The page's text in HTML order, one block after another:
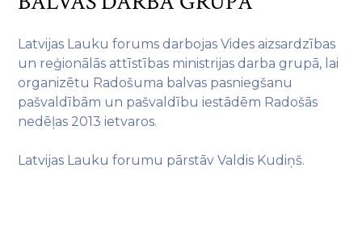
Latvijas Lauku forums darbojas Vides aizsardzības
un reģionālās attīstības ministrijas darba grupā, lai
organizētu Radošuma balvas pasniegšanu
pašvaldībām un pašvaldību iestādēm Radošās
nedēļas 2013 ietvaros.
Latvijas Lauku forumu pārstāv Valdis Kudiņš.